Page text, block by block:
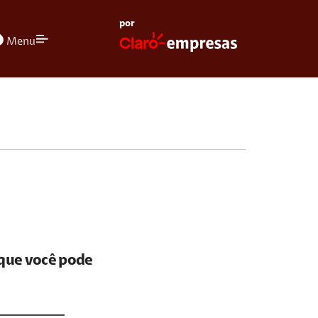
Menu
por
você pode